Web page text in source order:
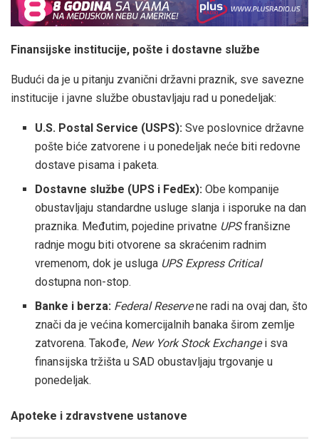
Finansijske institucije, pošte i dostavne službe
Budući da je u pitanju zvanični državni praznik, sve savezne
institucije i javne službe obustavljaju rad u ponedeljak:
U.S. Postal Service (USPS): Sve poslovnice državne
pošte biće zatvorene i u ponedeljak neće biti redovne
dostave pisama i paketa.
Dostavne službe (UPS i FedEx): Obe kompanije
obustavljaju standardne usluge slanja i isporuke na dan
praznika. Međutim, pojedine privatne UPSfranšizne
radnje mogu biti otvorene sa skraćenim radnim
vremenom, dok je usluga UPS Express Critical
dostupna non-stop.
Banke i berza: Federal Reservene radi na ovaj dan, što
znači da je većina komercijalnih banaka širom zemlje
zatvorena. Takođe, New York Stock Exchangei sva
finansijska tržišta u SAD obustavljaju trgovanje u
ponedeljak.
Apoteke i zdravstvene ustanove